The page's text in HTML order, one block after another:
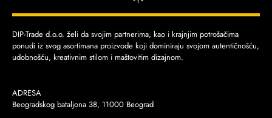
DIP-Trade d.o.o. želi da svojim partnerima, kao i krajnjim potrošačima
ponudi iz svog asortimana proizvode koji dominiraju svojom autentičnošću,
udobnošću, kreativnim stilom i maštovitim dizajnom.
ADRESA
Beogradskog bataljona 38, 11000 Beograd